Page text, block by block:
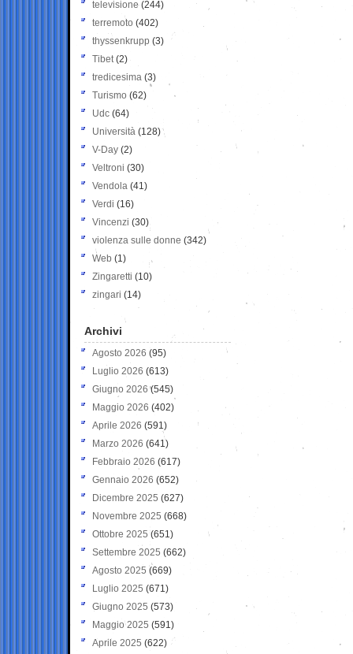
televisione(244)
terremoto (402)
thyssenkrupp (3)
Tibet(2)
tredicesima (3)
Turismo (62)
Udc (64)
Università (128)
V-Day (2)
Veltroni (30)
Vendola (41)
Verdi (16)
Vincenzi (30)
violenza sulle donne (342)
Web (1)
Zingaretti (10)
zingari (14)
Archivi
Agosto 2026 (95)
Luglio 2026 (613)
Giugno 2026 (545)
Maggio 2026 (402)
Aprile 2026 (591)
Marzo 2026 (641)
Febbraio 2026 (617)
Gennaio 2026 (652)
Dicembre 2025 (627)
Novembre 2025 (668)
Ottobre 2025 (651)
Settembre 2025 (662)
Agosto 2025 (669)
Luglio 2025 (671)
Giugno 2025 (573)
Maggio 2025 (591)
Aprile 2025 (622)